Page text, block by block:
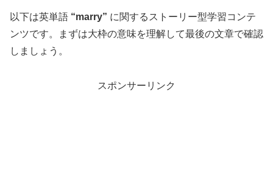
以下は英単語 “marry” に関するストーリー型学習コンテ
ンツです。まずは大枠の意味を理解して最後の文章で確認
しましょう。
スポンサーリンク